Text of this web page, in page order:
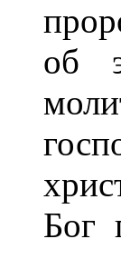
об
Бог